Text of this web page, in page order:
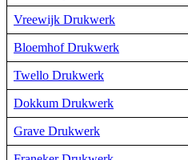
Vreewijk Drukwerk
Bloemhof Drukwerk
Twello Drukwerk
Dokkum Drukwerk
Grave Drukwerk